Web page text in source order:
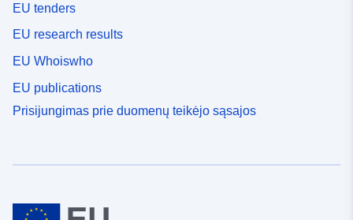
EU tenders
EU research results
EU Whoiswho
EU publications
Prisijungimas prie duomenų teikėjo sąsajos